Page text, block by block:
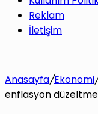
Reklam
İletişim
Anasayfa/Ekonomi
enflasyon